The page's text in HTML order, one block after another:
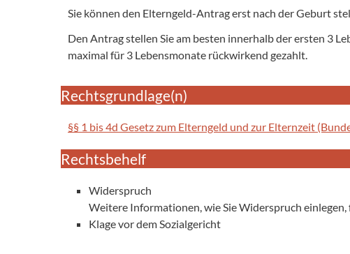
Sie können den Elterngeld-Antrag erst nach der Geburt
Den Antrag stellen Sie am besten innerhalb der ersten 3
maximal für 3 Lebensmonate rückwirkend gezahlt.
Rechtsgrundlage(n)
§§ 1 bis 4d Gesetz zum Elterngeld und zur Elternzeit
Rechtsbehelf
Widerspruch
Weitere Informationen, wie Sie Widerspruch einlegen,
Klage vor dem Sozialgericht